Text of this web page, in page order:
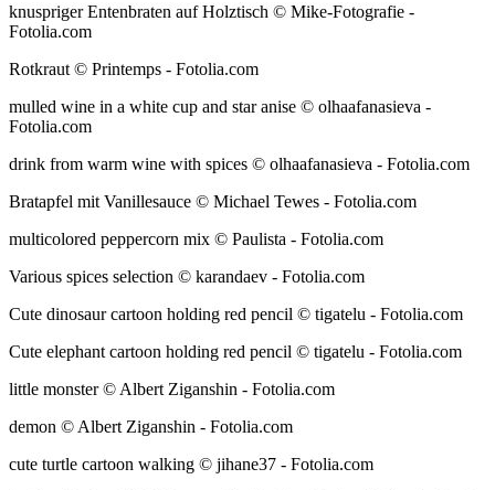
knuspriger Entenbraten auf Holztisch © Mike-Fotografie -
Fotolia.com
Rotkraut © Printemps - Fotolia.com
mulled wine in a white cup and star anise © olhaafanasieva -
Fotolia.com
drink from warm wine with spices © olhaafanasieva - Fotolia.com
Bratapfel mit Vanillesauce © Michael Tewes - Fotolia.com
multicolored peppercorn mix © Paulista - Fotolia.com
Various spices selection © karandaev - Fotolia.com
Cute dinosaur cartoon holding red pencil © tigatelu - Fotolia.com
Cute elephant cartoon holding red pencil © tigatelu - Fotolia.com
little monster © Albert Ziganshin - Fotolia.com
demon © Albert Ziganshin - Fotolia.com
cute turtle cartoon walking © jihane37 - Fotolia.com